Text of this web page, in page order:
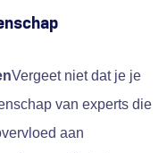
Vergeet niet dat je je
van experts die
aan